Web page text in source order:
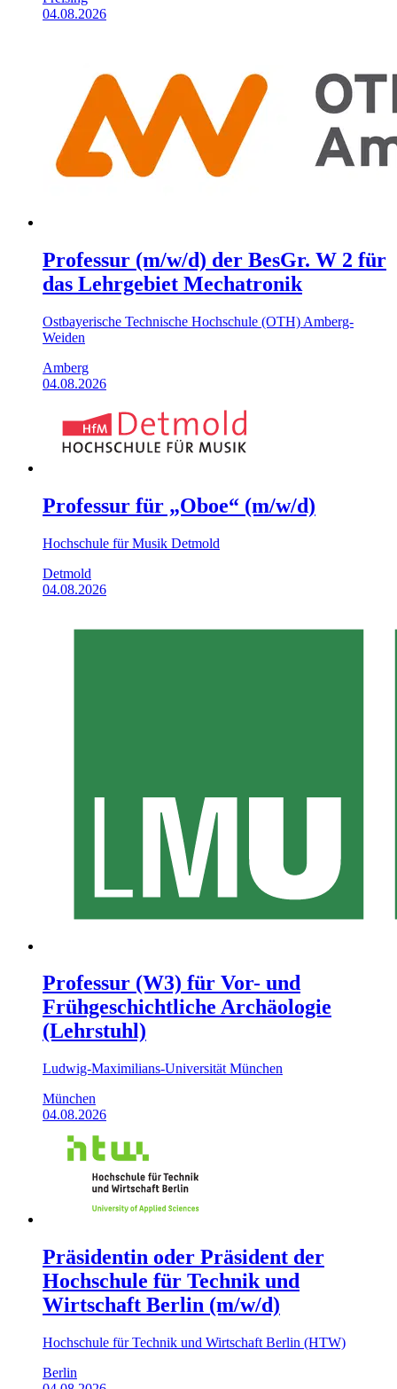
04.08.2026
Professur (m/w/d) der BesGr. W 2 für
das Lehrgebiet Mechatronik
Ostbayerische Technische Hochschule (OTH) Amberg-
Weiden
Amberg
04.08.2026
Professur für „Oboe“ (m/w/d)
Hochschule für Musik Detmold
Detmold
04.08.2026
Professur (W3) für Vor- und
Frühgeschichtliche Archäologie
(Lehrstuhl)
Ludwig-Maximilians-Universität München
München
04.08.2026
Präsidentin oder Präsident der
Hochschule für Technik und
Wirtschaft Berlin (m/w/d)
Hochschule für Technik und Wirtschaft Berlin (HTW)
Berlin